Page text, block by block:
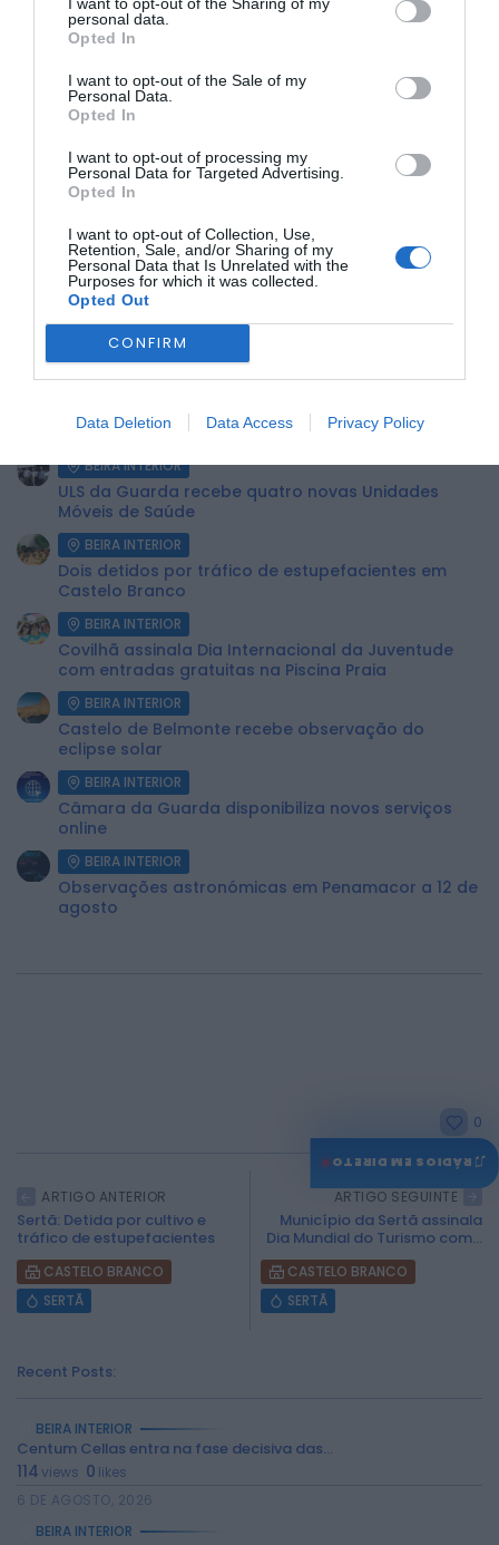
personal data.
Opted In
I want to opt-out of the Sale of my
Personal Data.
Opted In
I want to opt-out of processing my
Personal Data for Targeted Advertising.
Opted In
I want to opt-out of Collection, Use,
Retention, Sale, and/or Sharing of my
Personal Data that Is Unrelated with the
Purposes for which it was collected.
Opted Out
CONFIRM
Data Deletion Data Access Privacy Policy
As atividades que continuam a ser ministradas são as
seguintes: Atividade Física e Desportiva, Ensino da Música,
Inglês, Tecnologias da Informação e Comunicação, Dança,
Expressão Plástica e Expressão Dramática e CTEAM –
Ciências, Tecnologias, Engenharia, Artes e Matemática.
Para o ano letivo 2025/26, as AEC representam
investimento municipal global de 96.600,00 euros.
ÚLTIMA HORA:
BEIRA INTERIOR
Centum Cellas entra na fase decisiva das Novas 7
Maravilhas de Portugal
BEIRA INTERIOR
ULS da Guarda recebe quatro novas Unidades
Móveis de Saúde
BEIRA INTERIOR
Dois detidos por tráfico de estupefacientes em
Castelo Branco
BEIRA INTERIOR
Covilhã assinala Dia Internacional da Juventude
com entradas gratuitas na Piscina Praia
BEIRA INTERIOR
Castelo de Belmonte recebe observação do
eclipse solar
BEIRA INTERIOR
Câmara da Guarda disponibiliza novos serviços
online
BEIRA INTERIOR
Observações astronómicas em Penamacor a 12 de
agosto
0
ARTIGO ANTERIOR
Sertã: Detida por cultivo e
tráfico de estupefacientes
CASTELO BRANCO
SERTÃ
ARTIGO SEGUINTE
Município da Sertã assinala
Dia Mundial do Turismo com...
CASTELO BRANCO
SERTÃ
Recent Posts:
BEIRA INTERIOR
Centum Cellas entra na fase decisiva das...
114views 0 likes
6 DE AGOSTO, 2026
BEIRA INTERIOR
♫
RÁDIOS EM DIRETO